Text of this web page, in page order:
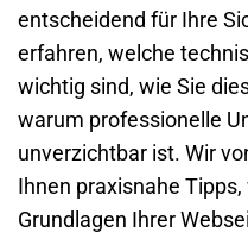
entscheidend für Ihre
erfahren, welche
wichtig sind, wie Sie
warum professionelle
unverzichtbar ist. Wir
Ihnen praxisnahe
Grundlagen Ihrer